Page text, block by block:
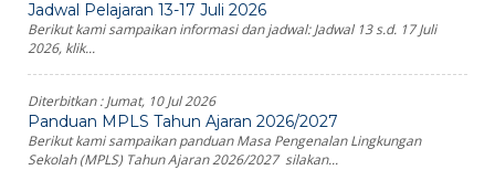
Jadwal Pelajaran 13-17 Juli 2026
Berikut kami sampaikan informasi dan jadwal: Jadwal 13 s.d. 17 Juli
2026, klik...
Diterbitkan :Jumat, 10 Jul 2026
Panduan MPLS Tahun Ajaran 2026/2027
Berikut kami sampaikan panduan Masa Pengenalan Lingkungan
Sekolah (MPLS) Tahun Ajaran 2026/2027 silakan...